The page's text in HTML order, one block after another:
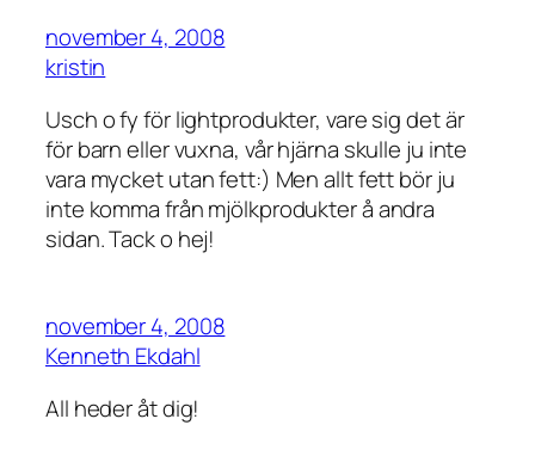
november 4, 2008
kristin
Usch o fy för lightprodukter, vare sig det är
för barn eller vuxna, vår hjärna skulle ju inte
vara mycket utan fett:) Men allt fett bör ju
inte komma från mjölkprodukter å andra
sidan. Tack o hej!
november 4, 2008
Kenneth Ekdahl
All heder åt dig!